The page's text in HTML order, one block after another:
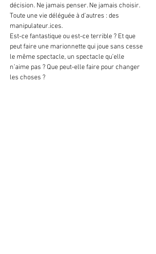
décision. Ne jamais penser. Ne jamais choisir.
Toute une vie déléguée à d’autres : des
manipulateur.ices.
Est-ce fantastique ou est-ce terrible ? Et que
peut faire une marionnette qui joue sans cesse
le même spectacle, un spectacle qu’elle
n’aime pas ? Que peut-elle faire pour changer
les choses ?